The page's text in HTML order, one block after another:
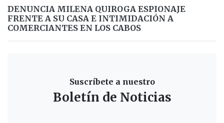
DENUNCIA MILENA QUIROGA ESPIONAJE
FRENTE A SU CASA E INTIMIDACIÓN A
COMERCIANTES EN LOS CABOS
Suscríbete a nuestro
Boletín de Noticias